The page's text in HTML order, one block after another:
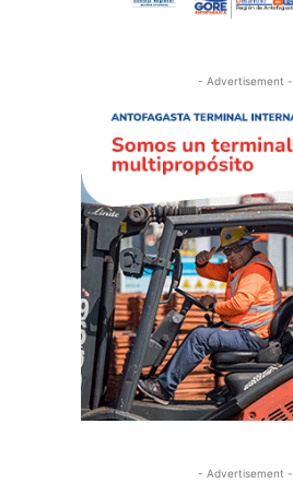
- Advertisement -
- Advertisement -